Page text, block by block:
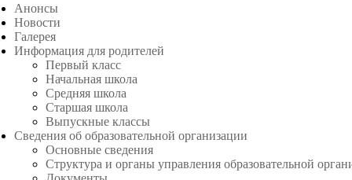
Анонсы
Новости
Галерея
Информация для родителей
Первый класс
Начальная школа
Средняя школа
Старшая школа
Выпускные классы
Сведения об образовательной организации
Основные сведения
Структура и органы управления образовательной